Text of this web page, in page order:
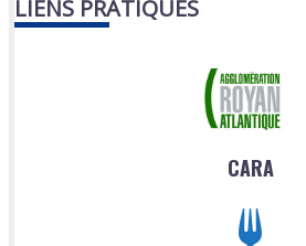
LIENS PRATIQUES
CARA